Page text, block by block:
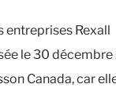
entreprises Rexall
le 30
Canada, car